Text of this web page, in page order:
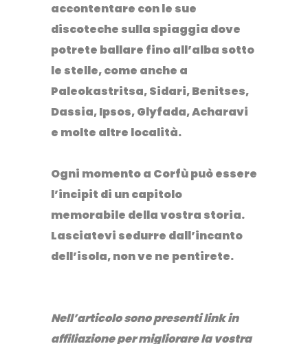
accontentare con le sue
discoteche sulla spiaggia dove
potrete ballare fino all’alba sotto
le stelle, come anche a
Paleokastritsa, Sidari, Benitses,
Dassia, Ipsos, Glyfada, Acharavi
e molte altre località.
Ogni momento a Corfù può essere
l’incipit di un capitolo
memorabile della vostra storia.
Lasciatevi sedurre dall’incanto
dell’isola, non ve ne pentirete.
Nell’articolo sono presenti link in
affiliazione per migliorare la vostra